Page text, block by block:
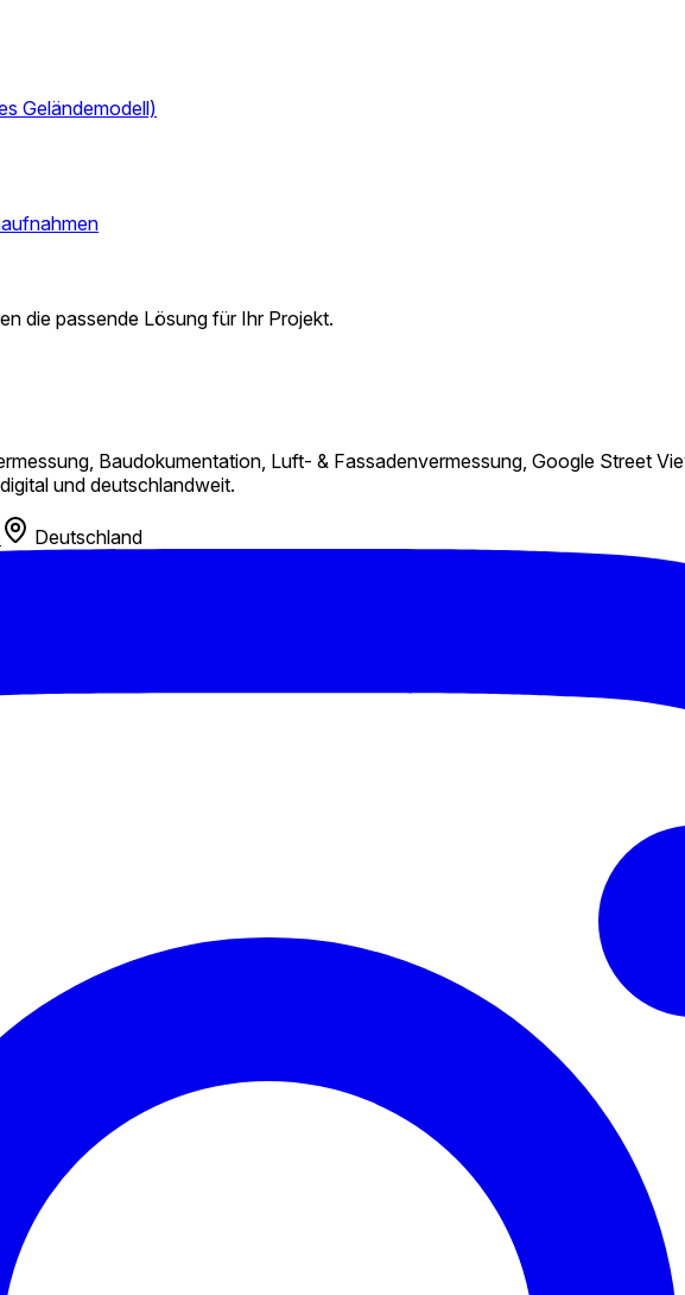
Geländemodell)
die passende Lösung für Ihr Projekt.
Baudokumentation, Luft- & Fassadenvermessung, Google Street
und deutschlandweit.
Deutschland